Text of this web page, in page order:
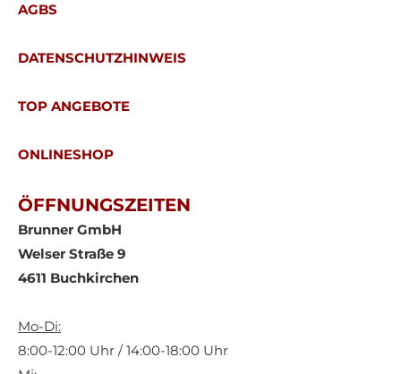
AGBS
DATENSCHUTZHINWEIS
TOP ANGEBOTE
ONLINESHOP
ÖFFNUNGSZEITEN
Brunner GmbH
Welser Straße 9
4611 Buchkirchen
Mo-Di:
8:00-12:00 Uhr / 14:00-18:00 Uhr